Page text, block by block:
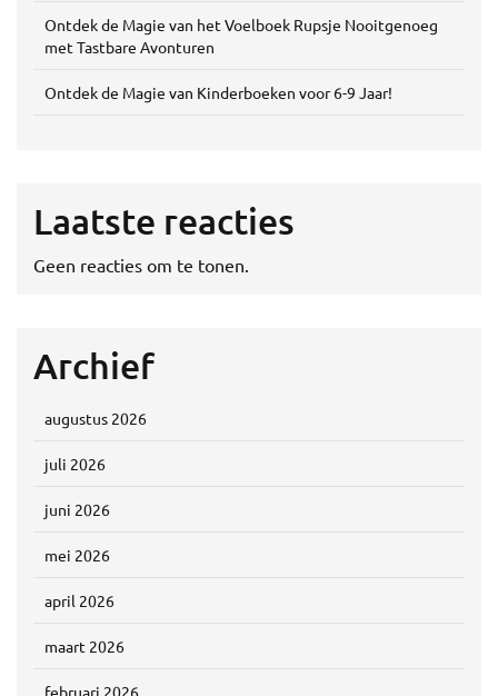
Ontdek de Magie van het Voelboek Rupsje Nooitgenoeg
met Tastbare Avonturen
Ontdek de Magie van Kinderboeken voor 6-9 Jaar!
Laatste reacties
Geen reacties om te tonen.
Archief
augustus 2026
juli 2026
juni 2026
mei 2026
april 2026
maart 2026
februari 2026